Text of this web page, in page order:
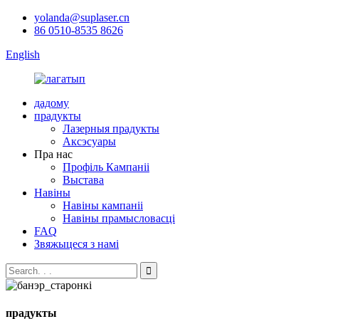
yolanda@suplaser.cn
86 0510-8535 8626
English
дадому
прадукты
Лазерныя прадукты
Аксэсуары
Пра нас
Профіль Кампаніі
Выстава
Навіны
Навіны кампаніі
Навіны прамысловасці
FAQ
Звяжыцеся з намі
прадукты